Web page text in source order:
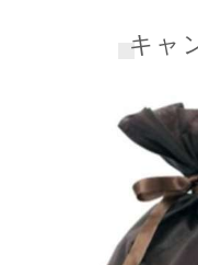
キャ